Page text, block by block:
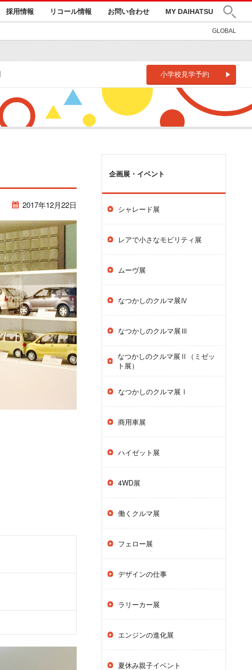
採用情報 リコール情報 お問い合わせ MY DAIHATSU
GLOBAL
小学校見学予約
2017年12月22日
企画展・イベント
シャレード展
レアで小さなモビリティ展
ムーヴ展
なつかしのクルマ展Ⅳ
なつかしのクルマ展Ⅲ
なつかしのクルマ展Ⅱ（ミゼッ
ト展）
なつかしのクルマ展Ⅰ
商用車展
ハイゼット展
4WD展
働くクルマ展
フェロー展
デザインの仕事
ラリーカー展
エンジンの進化展
夏休み親子イベント